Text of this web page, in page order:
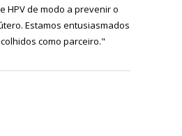
HPV de modo a prevenir o
Estamos entusiasmados
como parceiro."